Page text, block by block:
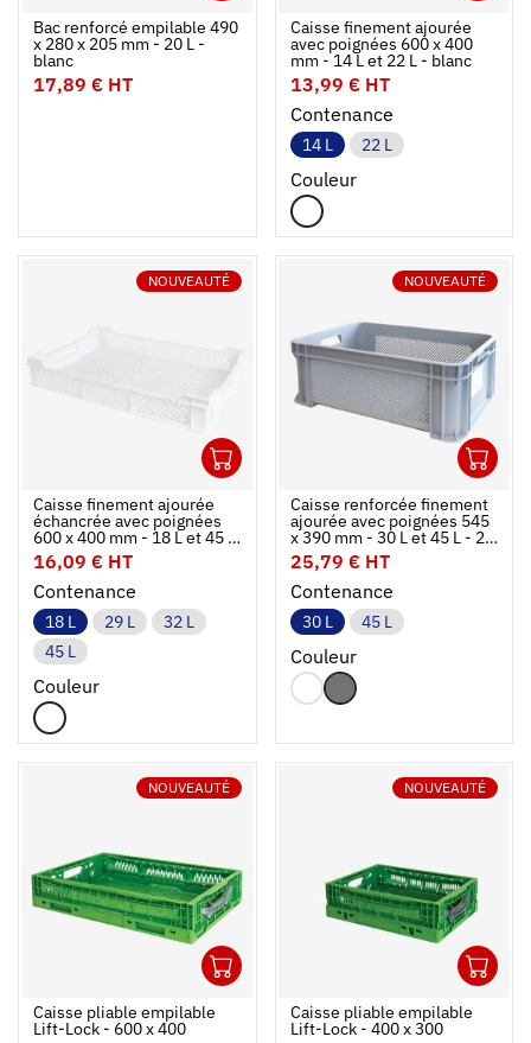
Bac renforcé empilable 490
x 280 x 205 mm - 20 L -
blanc
17,89 € HT
Ouvrir
Caisse finement ajourée
avec poignées 600 x 400
mm - 14 L et 22 L - blanc
13,99 € HT
Contenance
14 L 22 L
Couleur
NOUVEAUTÉ
Ouvrir
Ajouter au panier
Fermer
Caisse finement ajourée
échancrée avec poignées
600 x 400 mm - 18 L et 45 L
- blanc
16,09 € HT
Contenance
18 L 29 L
32 L
45 L
Couleur
NOUVEAUTÉ
Caisse renforcée finement
ajourée avec poignées 545
x 390 mm - 30 L et 45 L - 2
couleurs
25,79 € HT
Contenance
30 L 45 L
Couleur
NOUVEAUTÉ
Caisse pliable empilable
Lift-Lock - 600 x 400
NOUVEAUTÉ
Caisse pliable empilable
Lift-Lock - 400 x 300